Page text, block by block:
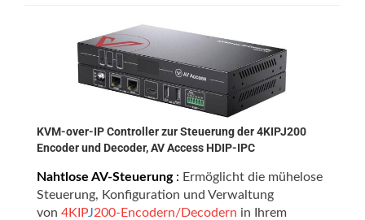
KVM-over-IP Controller zur Steuerung der 4KIPJ200
Encoder und Decoder, AV Access HDIP-IPC
Nahtlose AV-Steuerung: Ermöglicht die mühelose
Steuerung, Konfiguration und Verwaltung
von 4KIPJ200-Encodern/Decodern in Ihrem